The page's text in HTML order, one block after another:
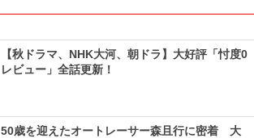
【秋ドラマ、NHK大河、朝ドラ】大好評「忖度0
レビュー」全話更新！
50歳を迎えたオートレーサー森且行に密着 大